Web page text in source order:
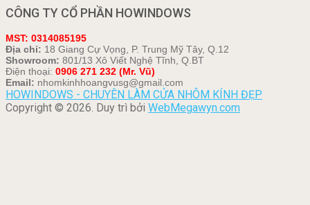
CÔNG TY CỔ PHẦN HOWINDOWS
MST: 0314085195
Địa chỉ: 18 Giang Cự Vọng, P. Trung Mỹ Tây, Q.12
Showroom: 801/13 Xô Viết Nghệ Tĩnh, Q.BT
Điện thoại: 0906 271 232 (Mr. Vũ)
Email: nhomkinhhoangvusg@gmail.com
HOWINDOWS - CHUYÊN LÀM CỬA NHÔM KÍNH ĐẸP
Copyright © 2026. Duy trì bởi WebMegawyn.com